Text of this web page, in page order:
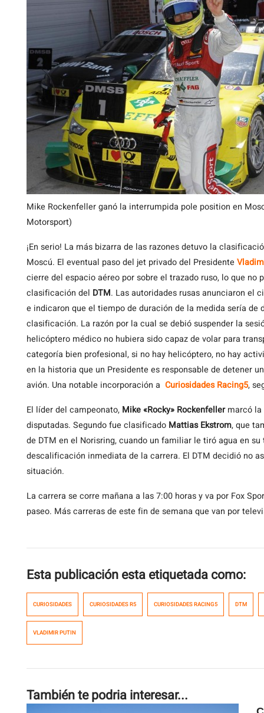
Mike Rockenfeller ganó la interrumpida pole position en
Motorsport)
¡En serio! La más bizarra de las razones detuvo la
Moscú. El eventual paso del jet privado del Presidente
cierre del espacio aéreo por sobre el trazado ruso, lo que
clasificación del DTM. Las autoridades rusas anunciaron el
e indicaron que el tiempo de duración de la medida sería de
clasificación. La razón por la cual se debió suspender la
helicóptero médico no hubiera sido capaz de volar para
categoría bien profesional, si no hay helicóptero, no hay
en la historia que un Presidente es responsable de detener
avión. Una notable incorporación a Curiosidades Racing5,
El líder del campeonato, Mike «Rocky» Rockenfellermarcó la
disputadas. Segundo fue clasificado Mattias Ekstrom, que
de DTM en el Norisring, cuando un familiar le tiró agua en
descalificación inmediata de la carrera. El DTM decidió no
situación.
La carrera se corre mañana a las 7:00 horas y va por Fox
paseo. Más carreras de este fin de semana que van por
Esta publicación esta etiquetada como:
CURIOSIDADES CURIOSIDADES R5 CURIOSIDADES RACING5 DTM
VLADIMIR PUTIN
También te podria interesar...